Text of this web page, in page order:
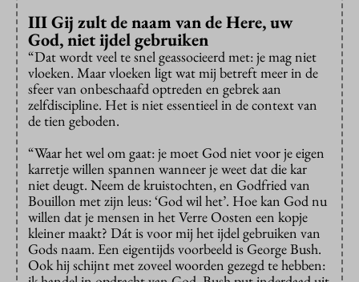
III Gij zult de naam van de Here, uw
God, niet ijdel gebruiken
“Dat wordt veel te snel geassocieerd met: je mag niet
vloeken. Maar vloeken ligt wat mij betreft meer in de
sfeer van onbeschaafd optreden en gebrek aan
zelfdiscipline. Het is niet essentieel in de context van
de tien geboden.
“Waar het wel om gaat: je moet God niet voor je eigen
karretje willen spannen wanneer je weet dat die kar
niet deugt. Neem de kruistochten, en Godfried van
Bouillon met zijn leus: ‘God wil het’. Hoe kan God nu
willen dat je mensen in het Verre Oosten een kopje
kleiner maakt? Dát is voor mij het ijdel gebruiken van
Gods naam. Een eigentijds voorbeeld is George Bush.
Ook hij schijnt met zoveel woorden gezegd te hebben: